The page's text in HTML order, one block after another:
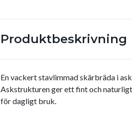
Produktbeskrivning
En vackert stavlimmad skärbräda i
Askstrukturen ger ett fint och
för dagligt bruk.